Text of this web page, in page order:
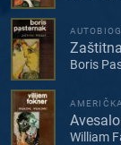
Boris
William